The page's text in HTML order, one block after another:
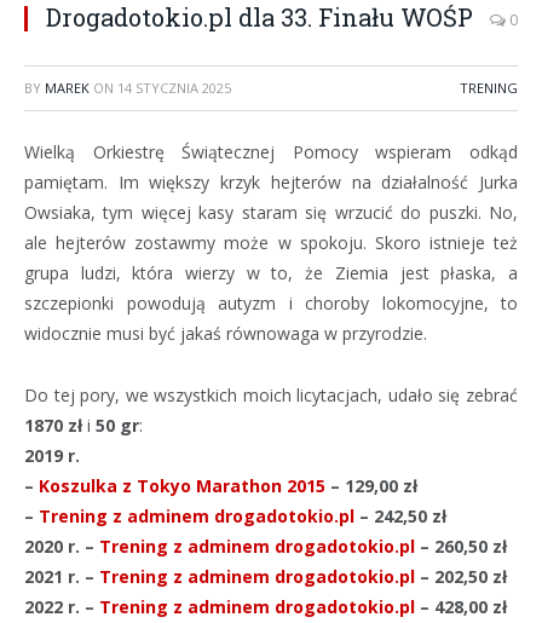
Drogadotokio.pl dla 33. Finału WOŚP 0
BY MAREK ON 14 STYCZNIA 2025 TRENING
Wielką Orkiestrę Świątecznej Pomocy wspieram odkąd
pamiętam. Im większy krzyk hejterów na działalność Jurka
Owsiaka, tym więcej kasy staram się wrzucić do puszki. No,
ale hejterów zostawmy może w spokoju. Skoro istnieje też
grupa ludzi, która wierzy w to, że Ziemia jest płaska, a
szczepionki powodują autyzm i choroby lokomocyjne, to
widocznie musi być jakaś równowaga w przyrodzie.
Do tej pory, we wszystkich moich licytacjach, udało się zebrać
1870 złi 50 gr:
2019 r.
– Koszulka z Tokyo Marathon 2015 – 129,00 zł
– Trening z adminem drogadotokio.pl – 242,50 zł
2020 r. – Trening z adminem drogadotokio.pl – 260,50 zł
2021 r. – Trening z adminem drogadotokio.pl – 202,50 zł
2022 r. – Trening z adminem drogadotokio.pl – 428,00 zł